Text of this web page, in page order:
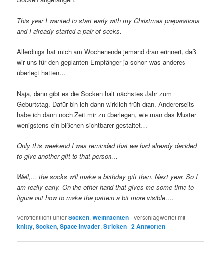
This year I wanted to start early with my Christmas preparations
and I already started a pair of socks.
Allerdings hat mich am Wochenende jemand dran erinnert, daß
wir uns für den geplanten Empfänger ja schon was anderes
überlegt hatten…
Naja, dann gibt es die Socken halt nächstes Jahr zum
Geburtstag. Dafür bin ich dann wirklich früh dran. Andererseits
habe ich dann noch Zeit mir zu überlegen, wie man das Muster
wenigstens ein bißchen sichtbarer gestaltet…
Only this weekend I was reminded that we had already decided
to give another gift to that person…
Well,… the socks will make a birthday gift then. Next year. So I
am really early. On the other hand that gives me some time to
figure out how to make the pattern a bit more visible….
Veröffentlicht unterSocken,Weihnachten |Verschlagwortet mit
knitty,Socken,Space Invader,Stricken |2Antworten